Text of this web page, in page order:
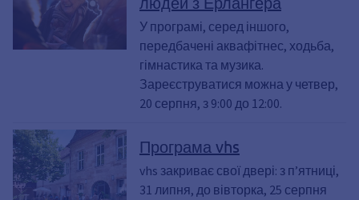
У програмі, серед іншого,
передбачені аквафітнес, ходьба,
гімнастика та музика.
Зареєструватися можна у четвер,
20 серпня, з 9:00 до 12:00.
Програма vhs
vhs закриває свої двері: з п’ятниці,
31 липня, до вівторка, 25 серпня